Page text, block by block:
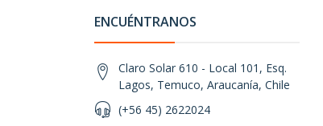
ENCUÉNTRANOS
Claro Solar 610 - Local 101, Esq.
Lagos, Temuco, Araucanía, Chile
(+56 45) 2622024